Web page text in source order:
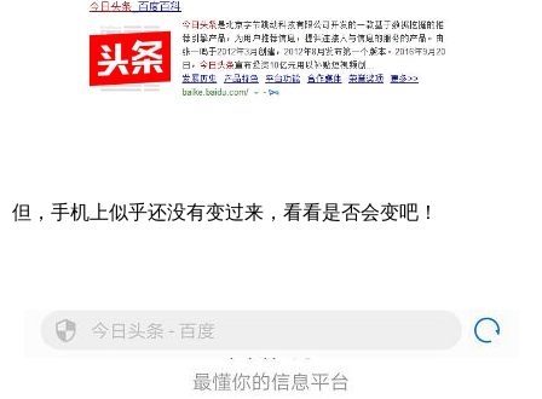
但，手机上似乎还没有变过来，看看是否会变吧！